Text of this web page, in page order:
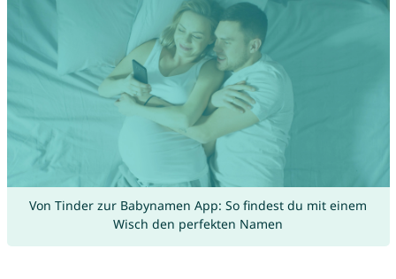
Von Tinder zur Babynamen App: So findest du mit einem
Wisch den perfekten Namen